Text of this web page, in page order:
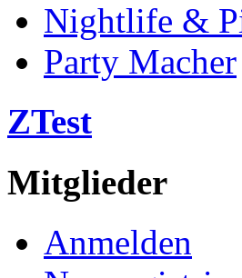
Nightlife &
Party Macher
ZTest
Mitglieder
Anmelden